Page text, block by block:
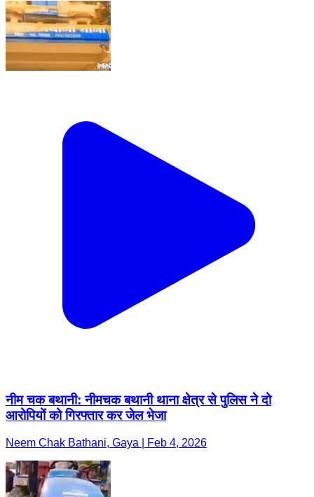
नीम चक बथानी: नीमचक बथानी थाना क्षेत्र से पुलिस ने दो
आरोपियों को गिरफ्तार कर जेल भेजा
Neem Chak Bathani, Gaya | Feb 4, 2026